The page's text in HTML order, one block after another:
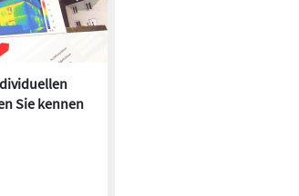
Bauzinsen und Preise erfordern
Bau- und Lebensweisen.
Fertighäuser liegen daher im Trend. Sie
Sie kennen